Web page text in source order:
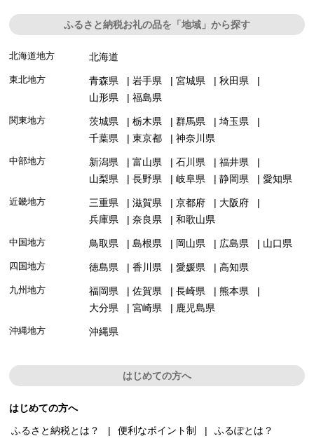
ふるさと納税お礼の品を「地域」から探す
北海道地方 北海道
東北地方 青森県 岩手県 宮城県
秋田県
山形県
福島県
関東地方 茨城県 栃木県 群馬県
埼玉県
千葉県
東京都 神奈川県
中部地方 新潟県 富山県 石川県
福井県
山梨県
長野県 岐阜県 静岡県 愛知県
近畿地方 三重県 滋賀県 京都府
大阪府
兵庫県
奈良県 和歌山県
中国地方 鳥取県 島根県 岡山県 広島県 山口県
四国地方 徳島県 香川県 愛媛県 高知県
九州地方 福岡県 佐賀県 長崎県
熊本県
大分県
宮崎県 鹿児島県
沖縄地方 沖縄県
はじめての方へ
はじめての方へ
ふるさと納税とは？
便利なポイント制 ふるぽとは？